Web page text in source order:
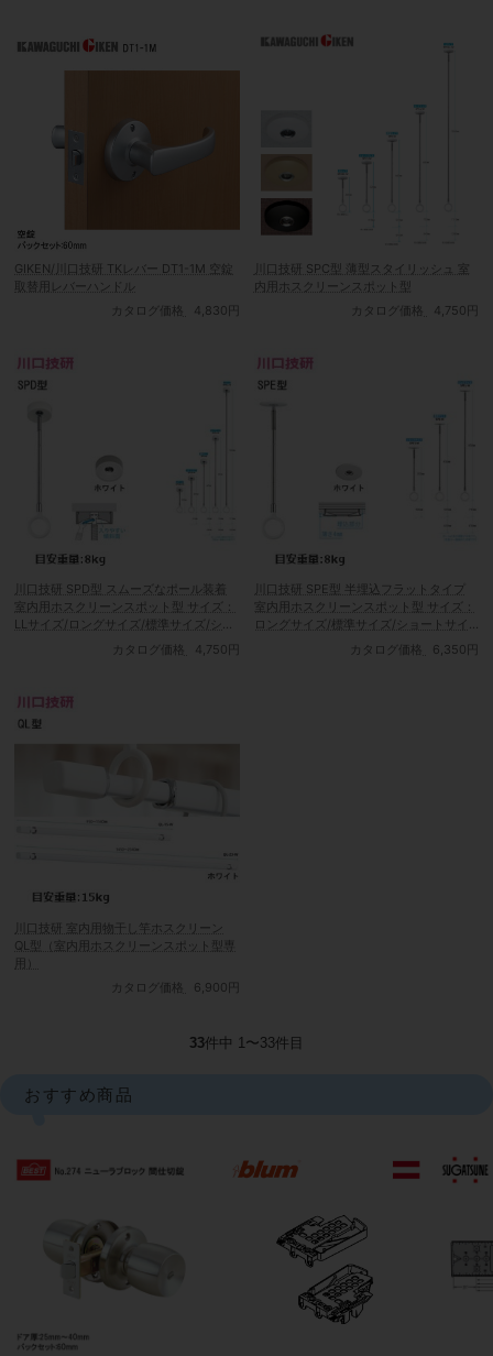
GIKEN/川口技研 TKレバー DT1-1M 空錠
取替用レバーハンドル
カタログ価格
4,830円
川口技研 SPC型 薄型スタイリッシュ 室
内用ホスクリーンスポット型
カタログ価格
4,750円
川口技研 SPD型 スムーズなポール装着
室内用ホスクリーンスポット型 サイズ：
LLサイズ/ロングサイズ/標準サイズ/ショ
ートサイズ/SSサイズ【ホワイト】
カタログ価格 4,750円
川口技研 SPE型 半埋込フラットタイプ
室内用ホスクリーンスポット型 サイズ：
ロングサイズ/標準サイズ/ショートサイ
カタログ価格 6,350円
川口技研 室内用物干し竿ホスクリーン
QL型（室内用ホスクリーンスポット型専
用）
カタログ価格
6,900円
33件中 1〜33件目
おすすめ商品